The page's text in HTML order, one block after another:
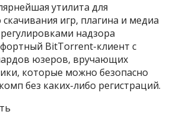
утилита для
игр, плагина и медиа
надзора
BitTorrent-клиент с
юзеров, вручающих
которые можно безопасно
без каких-либо регистраций.